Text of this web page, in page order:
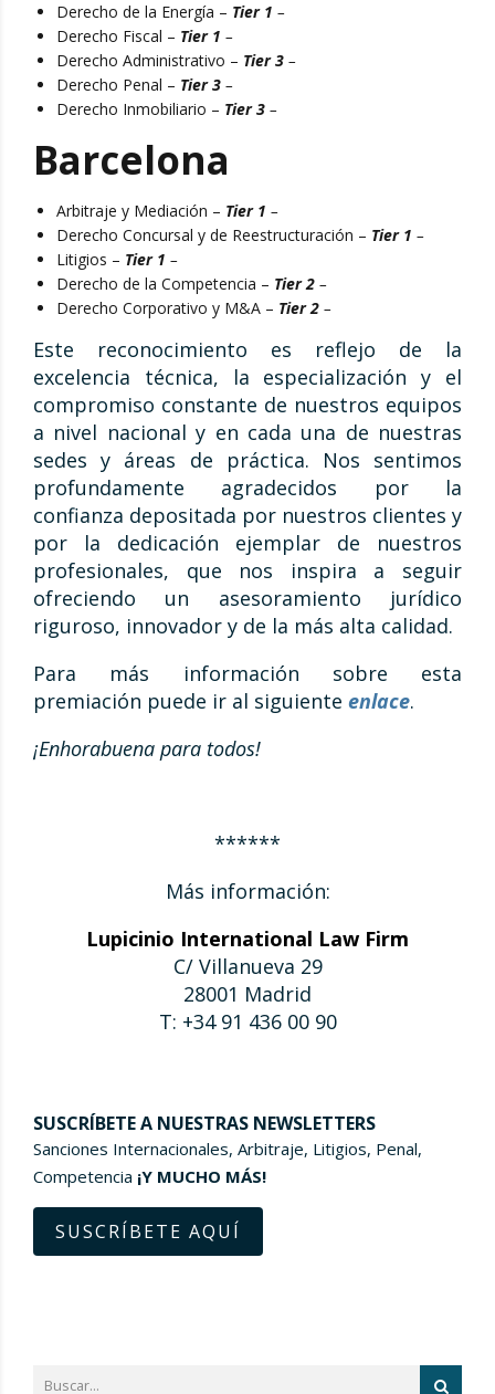
Derecho de la Energía – Tier 1 –
Derecho Fiscal – Tier 1 –
Derecho Administrativo – Tier 3 –
Derecho Penal – Tier 3 –
Derecho Inmobiliario – Tier 3 –
Barcelona
Arbitraje y Mediación – Tier 1 –
Derecho Concursal y de Reestructuración – Tier 1 –
Litigios – Tier 1 –
Derecho de la Competencia – Tier 2 –
Derecho Corporativo y M&A – Tier 2 –
Este reconocimiento es reflejo de la
excelencia técnica, la especialización y el
compromiso constante de nuestros equipos
a nivel nacional y en cada una de nuestras
sedes y áreas de práctica. Nos sentimos
profundamente agradecidos por la
confianza depositada por nuestros clientes y
por la dedicación ejemplar de nuestros
profesionales, que nos inspira a seguir
ofreciendo un asesoramiento jurídico
riguroso, innovador y de la más alta calidad.
Para más información sobre esta
premiación puede ir al siguiente enlace.
¡Enhorabuena para todos!
******
Más información:
Lupicinio International Law Firm
C/ Villanueva 29
28001 Madrid
T: +34 91 436 00 90
SUSCRÍBETE A NUESTRAS NEWSLETTERS
Sanciones Internacionales, Arbitraje, Litigios, Penal,
Competencia ¡Y MUCHO MÁS!
SUSCRÍBETE AQUÍ